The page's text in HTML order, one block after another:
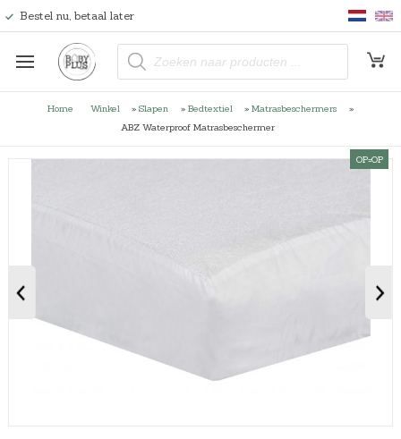
Bestel nu, betaal later
P
o
c
z
Home Winkel » Slapen » Bedtextiel » Matrasbeschermers
»
ABZ Waterproof Matrasbeschermer
OP=OP